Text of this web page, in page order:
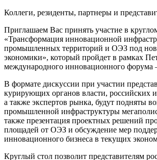
Коллеги, резиденты, партнеры и
Приглашаем Вас принять участие в
«Трансформация инновационной
промышленных территорий и ОЭЗ под
экономики», который пройдет в рамках
международного инновационного форума
В формате дискуссии при участии
курирующих органов власти, российских
а также экспертов рынка, будут подняты
промышленной инфраструктуры
также презентация проектных решений
площадей от ОЭЗ и обсуждение мер
инновационного бизнеса в текущих
Круглый стол позволит представителям